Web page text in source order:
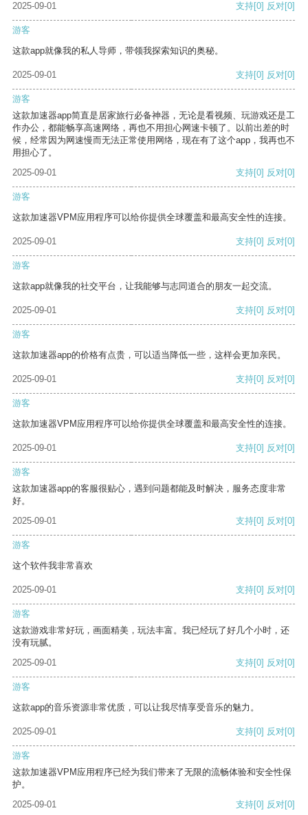
2025-09-01 支持[0] 反对[0]
游客
这款app就像我的私人导师，带领我探索知识的奥秘。
2025-09-01 支持[0] 反对[0]
游客
这款加速器app简直是居家旅行必备神器，无论是看视频、玩游戏还是工
作办公，都能畅享高速网络，再也不用担心网速卡顿了。以前出差的时
候，经常因为网速慢而无法正常使用网络，现在有了这个app，我再也不
用担心了。
2025-09-01
支持[0] 反对[0]
游客
这款加速器VPM应用程序可以给你提供全球覆盖和最高安全性的连接。
2025-09-01 支持[0] 反对[0]
游客
这款app就像我的社交平台，让我能够与志同道合的朋友一起交流。
2025-09-01 支持[0] 反对[0]
游客
这款加速器app的价格有点贵，可以适当降低一些，这样会更加亲民。
2025-09-01 支持[0] 反对[0]
游客
这款加速器VPM应用程序可以给你提供全球覆盖和最高安全性的连接。
2025-09-01 支持[0] 反对[0]
游客
这款加速器app的客服很贴心，遇到问题都能及时解决，服务态度非常
好。
2025-09-01
支持[0] 反对[0]
游客
这个软件我非常喜欢
2025-09-01 支持[0] 反对[0]
游客
这款游戏非常好玩，画面精美，玩法丰富。我已经玩了好几个小时，还
没有玩腻。
2025-09-01
支持[0] 反对[0]
游客
这款app的音乐资源非常优质，可以让我尽情享受音乐的魅力。
2025-09-01 支持[0] 反对[0]
游客
这款加速器VPM应用程序已经为我们带来了无限的流畅体验和安全性保
护。
2025-09-01
支持[0] 反对[0]